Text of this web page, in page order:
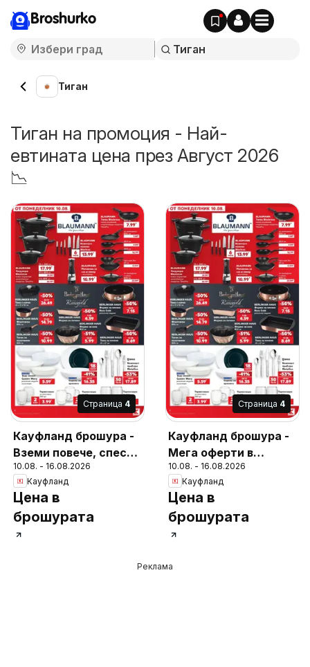
Broshurko
Тиган
Тиган на промоция - Най-
евтината цена през Август 2026
📉
Cтраница 4
Кауфланд брошура -
Вземи повече, спести
повече с Kaufland с
валидност до
16.08.2026
10.08. - 16.08.2026
Кауфланд
Цена в
брошурата
Cтраница 4
Кауфланд брошура -
Мега оферти в
Kaufland с валидност
до 16.08.2026
10.08. - 16.08.2026
Кауфланд
Цена в
брошурата
Реклама